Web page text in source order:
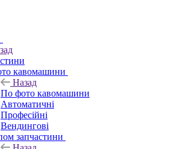
кавомашини
Назад
По фото кавомашини
Автоматичні
Професійні
Вендингові
запчастини